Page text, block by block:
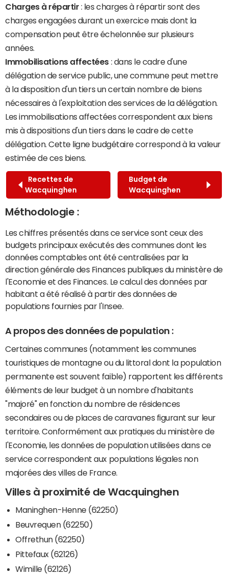
Charges à répartir : les charges à répartir sont des
charges engagées durant un exercice mais dont la
compensation peut être échelonnée sur plusieurs
années.
Immobilisations affectées : dans le cadre d'une
délégation de service public, une commune peut mettre
à la disposition d'un tiers un certain nombre de biens
nécessaires à l'exploitation des services de la délégation.
Les immobilisations affectées correspondent aux biens
mis à dispositions d'un tiers dans le cadre de cette
délégation. Cette ligne budgétaire correspond à la valeur
estimée de ces biens.
Recettes de
Wacquinghen
Budget de
Wacquinghen
Méthodologie :
Les chiffres présentés dans ce service sont ceux des
budgets principaux exécutés des communes dont les
données comptables ont été centralisées par la
direction générale des Finances publiques du ministère de
l'Economie et des Finances. Le calcul des données par
habitant a été réalisé à partir des données de
populations fournies par l'Insee.
A propos des données de population :
Certaines communes (notamment les communes
touristiques de montagne ou du littoral dont la population
permanente est souvent faible) rapportent les différents
éléments de leur budget à un nombre d'habitants
"majoré" en fonction du nombre de résidences
secondaires ou de places de caravanes figurant sur leur
territoire. Conformément aux pratiques du ministère de
l'Economie, les données de population utilisées dans ce
service correspondent aux populations légales non
majorées des villes de France.
Villes à proximité de Wacquinghen
Maninghen-Henne (62250)
Beuvrequen (62250)
Offrethun (62250)
Pittefaux (62126)
Wimille (62126)